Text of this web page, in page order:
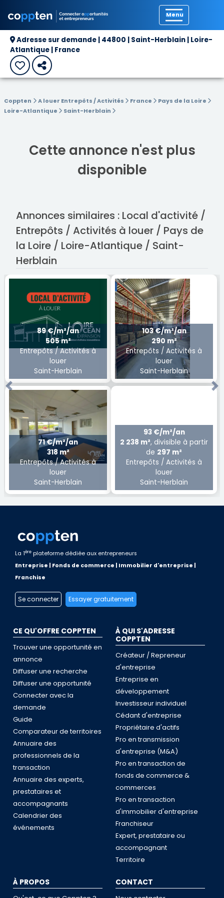
Adresse sur demande | 44800 | Saint-Herblain | Loire-
Atlantique | France
Coppten A louer Entrepôts / Activités France
Pays de la Loire
Loire-Atlantique
Saint-Herblain
Cette annonce n'est plus
disponible
Annonces similaires : Local d'activité /
Entrepôts / Activités à louer / Pays de
la Loire / Loire-Atlantique / Saint-
Herblain
89 €/m²/an
505 m²
Entrepôts / Activités à
louer
Saint-Herblain
103 €/m²/an
290 m²
Entrepôts / Activités à
louer
Saint-Herblain
71 €/m²/an
318 m²
Entrepôts / Activités à
louer
Saint-Herblain
93 €/m²/an
2 238 m², divisible à partir
de 297 m²
Entrepôts / Activités à
louer
Saint-Herblain
Previous
La 1ère plateforme dédiée aux entrepreneurs
Entreprise | Fonds de commerce | Immobilier d'entreprise |
Franchise
Se connecter Essayer gratuitement
CE QU'OFFRE COPPTEN
Trouver une opportunité en
annonce
Diffuser une recherche
Diffuser une opportunité
Connecter avec la
demande
Guide
Comparateur de territoires
Annuaire des
professionnels de la
transaction
Annuaire des experts,
prestataires et
accompagnants
Calendrier des
événements
À QUI S'ADRESSE
COPPTEN
Créateur / Repreneur
d'entreprise
Entreprise en
développement
Investisseur individuel
Cédant d'entreprise
Propriétaire d'actifs
Pro en transmission
d'entreprise (M&A)
Pro en transaction de
fonds de commerce &
commerces
Pro en transaction
d'immobilier d'entreprise
Franchiseur
Expert, prestataire ou
accompagnant
Territoire
À PROPOS CONTACT